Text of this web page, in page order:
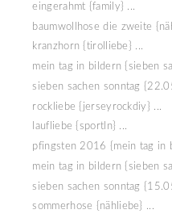
eingerahmt {family} ...
baumwollhose die zweite
kranzhorn {tirolliebe} ...
mein tag in bildern {sieben
sieben sachen sonntag
rockliebe {jerseyrockdiy} ...
laufliebe {sportln} ...
pfingsten 2016 {mein tag in
mein tag in bildern {sieben
sieben sachen sonntag
sommerhose {nähliebe} ...